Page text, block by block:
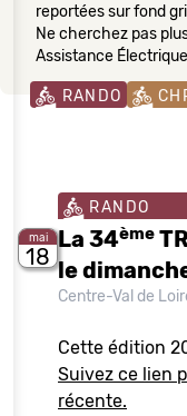
reportées sur fond
Ne cherchez pas
Assistance
RANDO
mai
18
RANDO
La 34ème
le
Centre-Val de
Cette édition
Suivez ce lien
récente.